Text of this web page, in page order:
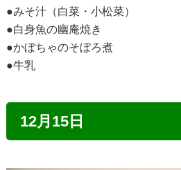
●みそ汁（白菜・小松菜）
●白身魚の幽庵焼き
●かぼちゃのそぼろ煮
●牛乳
12月15日